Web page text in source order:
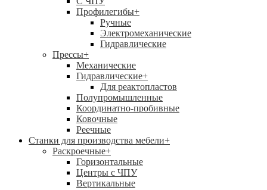
Профилегибы+
Ручные
Электромеханические
Гидравлические
Прессы+
Механические
Гидравлические+
Для реактопластов
Полупромышленные
Координатно-пробивные
Ковочные
Реечные
Станки для производства мебели+
Раскроечные+
Горизонтальные
Центры с ЧПУ
Вертикальные